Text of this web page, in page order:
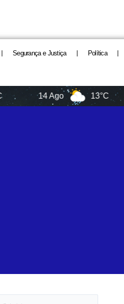
Segurança e Justiça Política
14 Ago 13°C